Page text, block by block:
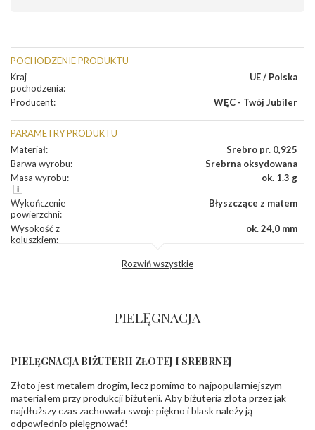
POCHODZENIE PRODUKTU
Kraj
pochodzenia:
UE / Polska
Producent: WĘC - Twój Jubiler
PARAMETRY PRODUKTU
Materiał:
Srebro pr. 0,925
Barwa wyrobu:
Srebrna oksydowana
Masa wyrobu: ok. 1.3 g
Wykończenie
powierzchni:
Błyszczące z matem
Wysokość z
koluszkiem:
ok. 24,0 mm
679-25-92-107; sklep@wec.com.pl
- rodzaj
Nie nadaje się dla dzieci w wieku poniżej 3 lat
Rozwiń wszystkie
PIELĘGNACJA
PIELĘGNACJA BIŻUTERII ZŁOTEJ I SREBRNEJ
Złoto jest metalem drogim, lecz pomimo to najpopularniejszym
materiałem przy produkcji biżuterii. Aby biżuteria złota przez jak
najdłuższy czas zachowała swoje piękno i blask należy ją
odpowiednio pielęgnować!